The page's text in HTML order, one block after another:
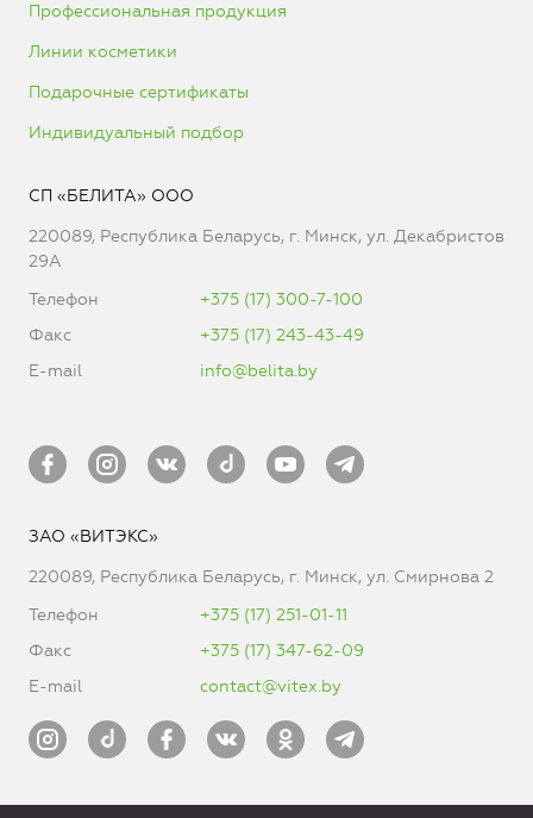
Профессиональная продукция
Линии косметики
Подарочные сертификаты
Индивидуальный подбор
СП «БЕЛИТА» ООО
220089, Республика Беларусь, г. Минск, ул. Декабристов
29А
Телефон
+375 (17) 300-7-100
Факс
+375 (17) 243-43-49
E-mail
info@belita.by
ЗАО «ВИТЭКС»
220089, Республика Беларусь, г. Минск, ул. Смирнова 2
Телефон
+375 (17) 251-01-11
Факс
+375 (17) 347-62-09
E-mail
contact@vitex.by